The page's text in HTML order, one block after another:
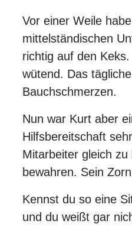
Vor einer Weile
mittelständischen
richtig auf den
wütend. Das
Bauchschmerzen.
Nun war Kurt aber
Hilfsbereitschaft
Mitarbeiter gleich
bewahren. Sein
Kennst du so eine
und du weißt gar